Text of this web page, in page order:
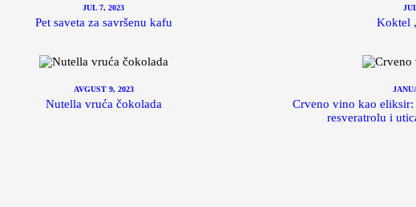
JUL 7, 2023
Pet saveta za savršenu kafu Koktel
AVGUST 9, 2023
Nutella vruća čokolada
Crveno vino kao
resveratrolu i